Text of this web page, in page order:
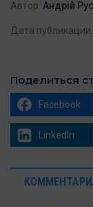
Автор: Андрій
Дата публикации:
Поделиться
Facebook
LinkedIn